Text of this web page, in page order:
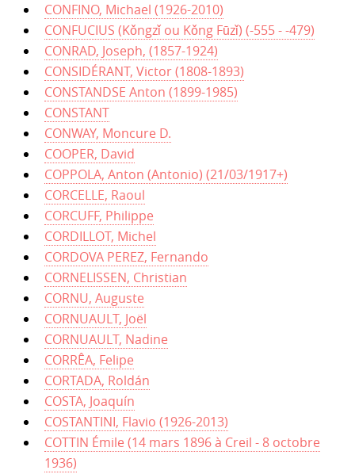
CONFINO, Michael (1926-2010)
CONFUCIUS (Kǒngzǐ ou Kǒng Fūzǐ) (-555 - -479)
CONRAD, Joseph, (1857-1924)
CONSIDÉRANT, Victor (1808-1893)
CONSTANDSE Anton (1899-1985)
CONSTANT
CONWAY, Moncure D.
COOPER, David
COPPOLA, Anton (Antonio) (21/03/1917+)
CORCELLE, Raoul
CORCUFF, Philippe
CORDILLOT, Michel
CORDOVA PEREZ, Fernando
CORNELISSEN, Christian
CORNU, Auguste
CORNUAULT, Joël
CORNUAULT, Nadine
CORRÊA, Felipe
CORTADA, Roldán
COSTA, Joaquín
COSTANTINI, Flavio (1926-2013)
COTTIN Émile (14 mars 1896 à Creil - 8 octobre
1936)